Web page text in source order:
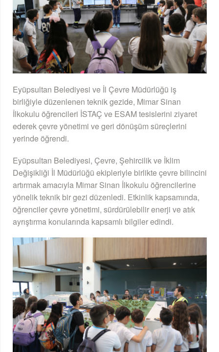
Eyüpsultan Belediyesi ve İl Çevre Müdürlüğü iş
birliğiyle düzenlenen teknik gezide, Mimar Sinan
İlkokulu öğrencileri İSTAÇ ve ESAM tesislerini ziyaret
ederek çevre yönetimi ve geri dönüşüm süreçlerini
yerinde öğrendi.
Eyüpsultan Belediyesi, Çevre, Şehircilik ve İklim
Değişikliği İl Müdürlüğü ekipleriyle birlikte çevre bilincini
artırmak amacıyla Mimar Sinan İlkokulu öğrencilerine
yönelik teknik bir gezi düzenledi. Etkinlik kapsamında,
öğrenciler çevre yönetimi, sürdürülebilir enerji ve atık
ayrıştırma konularında kapsamlı bilgiler edindi.